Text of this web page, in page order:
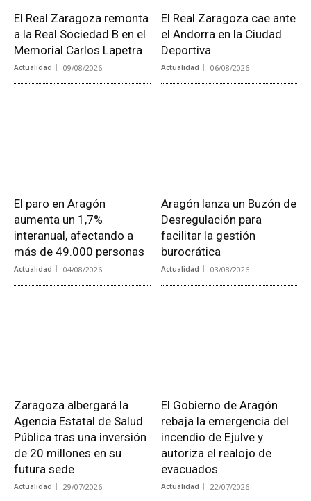
El Real Zaragoza remonta
a la Real Sociedad B en el
Memorial Carlos Lapetra
Actualidad 09/08/2026
El Real Zaragoza cae ante
el Andorra en la Ciudad
Deportiva
Actualidad 06/08/2026
El paro en Aragón
aumenta un 1,7%
interanual, afectando a
más de 49.000 personas
Actualidad 04/08/2026
Aragón lanza un Buzón de
Desregulación para
facilitar la gestión
burocrática
Actualidad 03/08/2026
Zaragoza albergará la
Agencia Estatal de Salud
Pública tras una inversión
de 20 millones en su
futura sede
Actualidad 29/07/2026
El Gobierno de Aragón
rebaja la emergencia del
incendio de Ejulve y
autoriza el realojo de
evacuados
Actualidad 22/07/2026